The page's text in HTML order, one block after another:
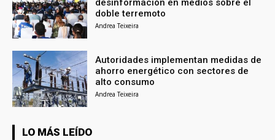
desinformación en medios sobre el
doble terremoto
Andrea Teixeira
Autoridades implementan medidas de
ahorro energético con sectores de
alto consumo
Andrea Teixeira
LO MÁS LEÍDO